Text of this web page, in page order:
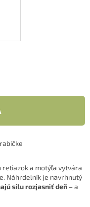
retiazok a motýľa vytvára
Náhrdelník je navrhnutý
silu rozjasniť deň – a